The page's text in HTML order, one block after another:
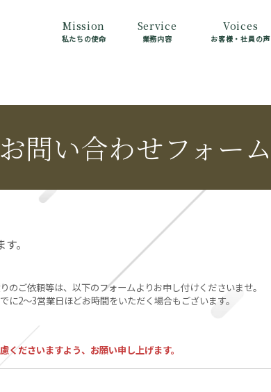
Mission
私たちの使命
Service
業務内容
Voices
お客様・社員の声
お問い合わせフォーム